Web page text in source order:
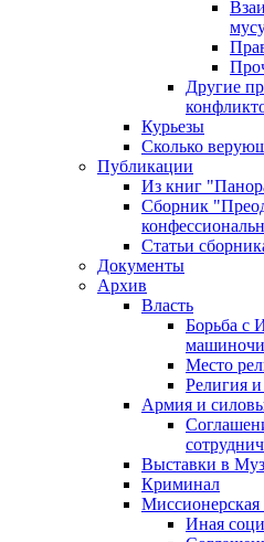
Другие
Курьезы
Сколько
Публикации
Из книг
Сборник
Статьи
Документы
Архив
Власть
Борьба с
Место
Религия и
Армия и
Выставки в
Криминал
Миссионерская
Иная